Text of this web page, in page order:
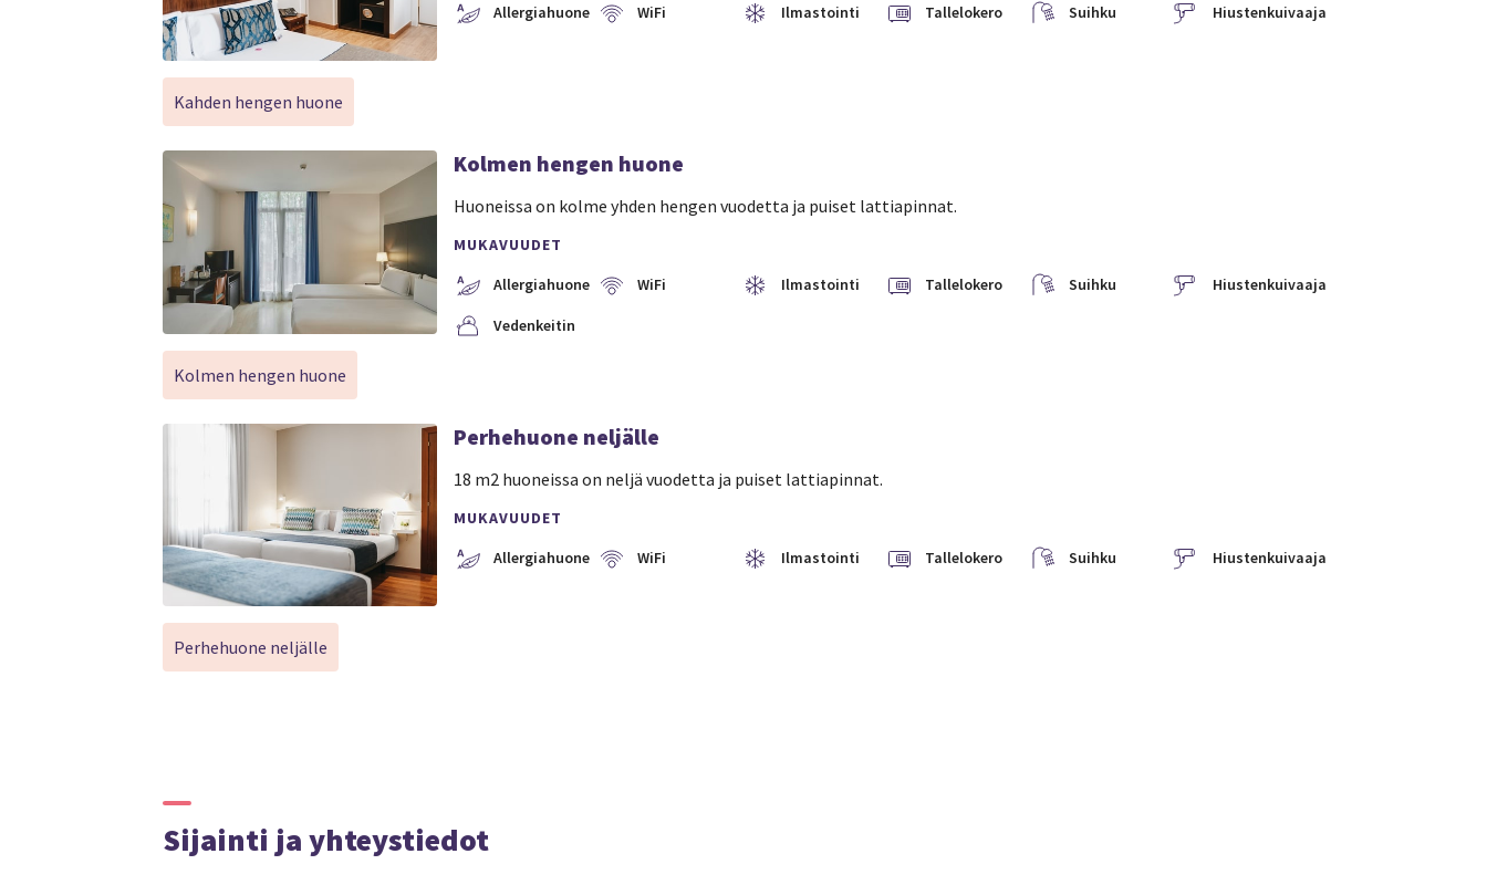
Kahden hengen huone
Allergiahuone
WiFi Ilmastointi Tallelokero Suihku Hiustenkuivaaja
Kolmen hengen huone
Kolmen hengen huone
Huoneissa on kolme yhden hengen vuodetta ja puiset lattiapinnat.
MUKAVUUDET
Allergiahuone
WiFi Ilmastointi Tallelokero Suihku Hiustenkuivaaja
Vedenkeitin
Perhehuone neljälle
Perhehuone neljälle
18 m2 huoneissa on neljä vuodetta ja puiset lattiapinnat.
MUKAVUUDET
Allergiahuone
WiFi Ilmastointi Tallelokero Suihku Hiustenkuivaaja
Sijainti ja yhteystiedot